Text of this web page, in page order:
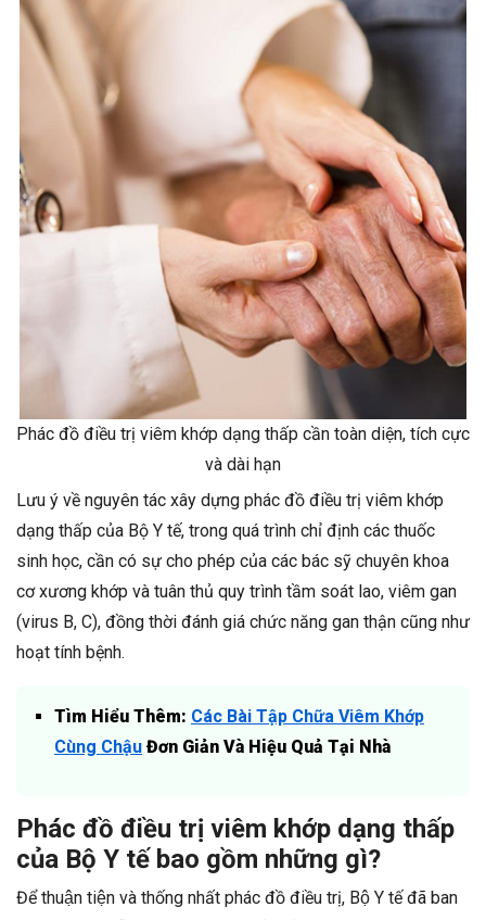
Phác đồ điều trị viêm khớp dạng thấp cần toàn diện, tích cực
và dài hạn
Lưu ý về nguyên tác xây dựng phác đồ điều trị viêm khớp
dạng thấp của Bộ Y tế, trong quá trình chỉ định các thuốc
sinh học, cần có sự cho phép của các bác sỹ chuyên khoa
cơ xương khớp và tuân thủ quy trình tầm soát lao, viêm gan
(virus B, C), đồng thời đánh giá chức năng gan thận cũng như
hoạt tính bệnh.
Tìm Hiểu Thêm: Các Bài Tập Chữa Viêm Khớp
Cùng Chậu Đơn Giản Và Hiệu Quả Tại Nhà
Phác đồ điều trị viêm khớp dạng thấp
của Bộ Y tế bao gồm những gì?
Để thuận tiện và thống nhất phác đồ điều trị, Bộ Y tế đã ban